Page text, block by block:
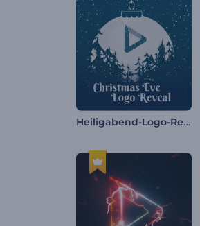
Heiligabend-Logo-Reveal